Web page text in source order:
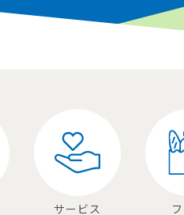
サービス